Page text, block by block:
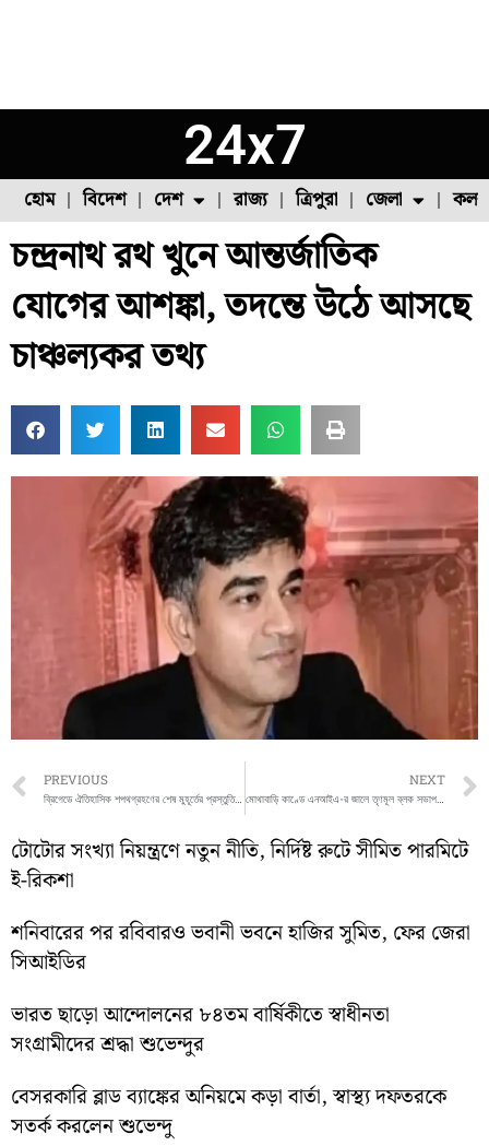
24x7
হোম বিদেশ দেশ
ফুল চাষ ফল চাষ মাছ চাষ
রাজ্য ত্রিপুরা জেলা
চন্দ্রনাথ রথ খুনে আন্তর্জাতিক
যোগের আশঙ্কা, তদন্তে উঠে আসছে
চাঞ্চল্যকর তথ্য
Prev
PREVIOUS
ব্রিগেডে ঐতিহাসিক শপথগ্রহণের শেষ মুহূর্তের প্রস্তুতি, কড়া নিরাপত্তায় মুড়ে ফেলা হল গোটা এলাকা
NEXT
মোথাবাড়ি কাণ্ডে এনআইএ-র জালে তৃণমূল ব্লক সভাপতি, গ্রেপ্তার আরও ২
টোটোর সংখ্যা নিয়ন্ত্রণে নতুন নীতি, নির্দিষ্ট রুটে সীমিত পারমিটে
ই-রিকশা
শনিবারের পর রবিবারও ভবানী ভবনে হাজির সুমিত, ফের জেরা
সিআইডির
ভারত ছাড়ো আন্দোলনের ৮৪তম বার্ষিকীতে স্বাধীনতা
সংগ্রামীদের শ্রদ্ধা শুভেন্দুর
বেসরকারি ব্লাড ব্যাঙ্কের অনিয়মে কড়া বার্তা, স্বাস্থ্য দফতরকে
সতর্ক করলেন শুভেন্দু